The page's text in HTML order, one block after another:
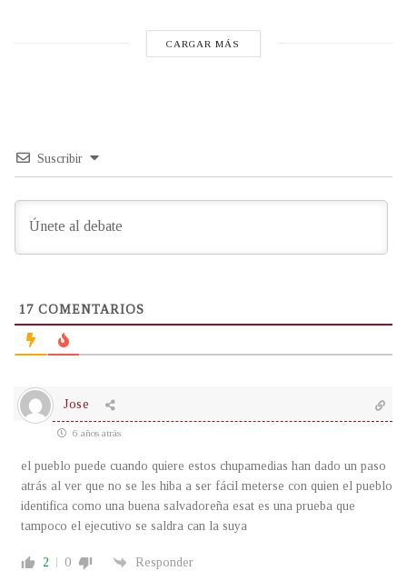
CARGAR MÁS
Suscribir
17 COMENTARIOS
Jose
6 años atrás
el pueblo puede cuando quiere estos chupamedias han dado un paso
atrás al ver que no se les hiba a ser fácil meterse con quien el pueblo
identifica como una buena salvadoreña esat es una prueba que
tampoco el ejecutivo se saldra can la suya
2 0 Responder